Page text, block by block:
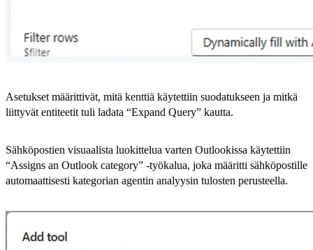
Asetukset määrittivät, mitä kenttiä käytettiin suodatukseen ja mitkä
liittyvät entiteetit tuli ladata “Expand Query” kautta.
Sähköpostien visuaalista luokittelua varten Outlookissa käytettiin
“Assigns an Outlook category” -työkalua, joka määritti sähköpostille
automaattisesti kategorian agentin analyysin tulosten perusteella.